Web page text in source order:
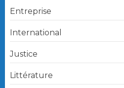
Entreprise
International
Justice
Littérature